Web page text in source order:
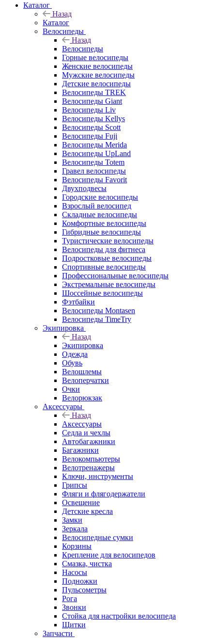
Каталог
Назад
Каталог
Велосипеды
Назад
Велосипеды
Горные велосипеды
Женские велосипеды
Мужские велосипеды
Детские велосипеды
Велосипеды TREK
Велосипеды Giant
Велосипеды Liv
Велосипеды Kellys
Велосипеды Scott
Велосипеды Fuji
Велосипеды Merida
Велосипеды UpLand
Велосипеды Totem
Гравел велосипеды
Велосипеды Favorit
Двухподвесы
Городские велосипеды
Взрослый велосипед
Складные велосипеды
Комфортные велосипеды
Гибридные велосипеды
Туристические велосипеды
Велосипеды для фитнеса
Подростковые велосипеды
Спортивные велосипеды
Профессиональные велосипеды
Экстремальные велосипеды
Шоссейные велосипеды
Фэтбайки
Велосипеды Montasen
Велосипеды TimeTry
Экипировка
Назад
Экипировка
Одежда
Обувь
Велошлемы
Велоперчатки
Очки
Велорюкзак
Аксессуары
Назад
Аксессуары
Седла и чехлы
Автобагажники
Багажники
Велокомпьютеры
Велотренажеры
Ключи, инструменты
Грипсы
Фляги и флягодержатели
Освещение
Детские кресла
Замки
Зеркала
Велосипедные сумки
Корзины
Крепление для велосипедов
Смазка, чистка
Насосы
Подножки
Пульсометры
Рога
Звонки
Стойка для настройки велосипеда
Щитки
Запчасти